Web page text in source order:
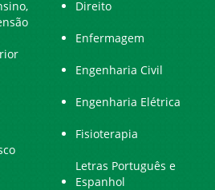
Direito
Enfermagem
Engenharia Civil
Engenharia Elétrica
Fisioterapia
Letras Português e
Espanhol